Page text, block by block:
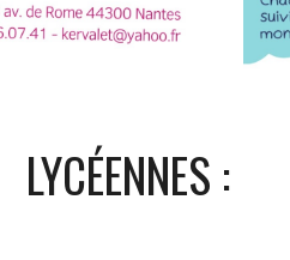
LYCÉENNES :